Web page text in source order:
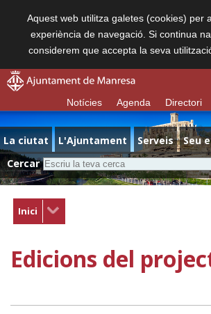
Aquest web utilitza galetes (cookies) per
experiència de navegació. Si continua
considerem que accepta la seva
Notícies Agenda Directori
La ciutat L'Ajuntament Serveis
Seu
Cercar
Inici
Edicions del